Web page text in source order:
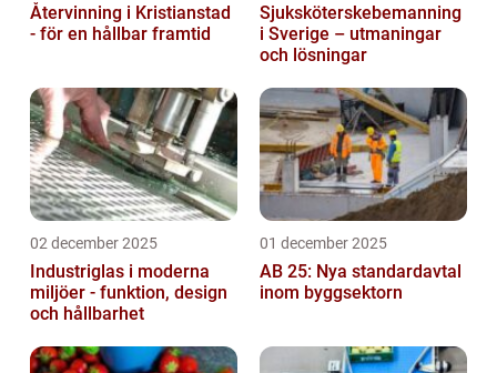
Återvinning i Kristianstad
- för en hållbar framtid
Sjuksköterskebemanning
i Sverige – utmaningar
och lösningar
02 december 2025
Industriglas i moderna
miljöer - funktion, design
och hållbarhet
01 december 2025
AB 25: Nya standardavtal
inom byggsektorn